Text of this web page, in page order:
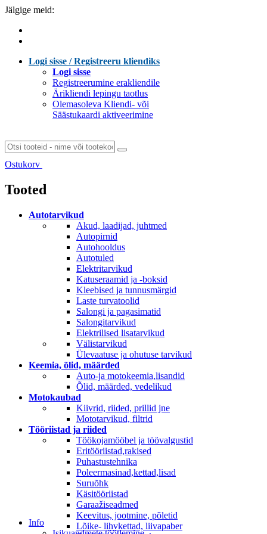
Jälgige meid:
Logi sisse / Registreeru kliendiks
Logi sisse
Registreerumine erakliendile
Ärikliendi lepingu taotlus
Olemasoleva Kliendi- või
Säästukaardi aktiveerimine
Ostukorv
Tooted
Autotarvikud
Akud, laadijad, juhtmed
Autopirnid
Autohooldus
Autotuled
Elektritarvikud
Katuseraamid ja -boksid
Kleebised ja tunnusmärgid
Laste turvatoolid
Salongi ja pagasimatid
Salongitarvikud
Elektrilised lisatarvikud
Välistarvikud
Ülevaatuse ja ohutuse tarvikud
Keemia, õlid, määrded
Auto-ja motokeemia,lisandid
Õlid, määrded, vedelikud
Motokaubad
Kiivrid, riided, prillid jne
Mototarvikud, filtrid
Tööriistad ja riided
Töökojamööbel ja töövalgustid
Eritööriistad,rakised
Puhastustehnika
Poleermasinad,kettad,lisad
Suruõhk
Käsitööriistad
Garaažiseadmed
Keevitus, jootmine, põletid
Lõike- lihvkettad, liivapaber
Info